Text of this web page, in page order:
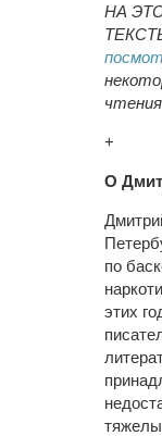
НА
+
О
по
этих